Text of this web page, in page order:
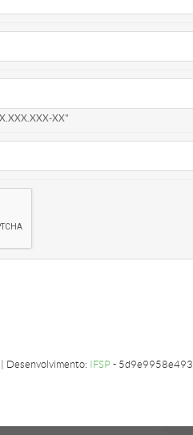
XX"
Desenvolvimento: IFSP - 5d9e9958e493